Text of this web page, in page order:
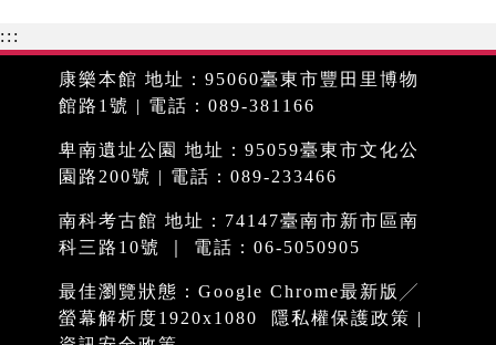
:::
康樂本館 地址：95060臺東市豐田里博物
館路1號 | 電話：089-381166
卑南遺址公園 地址：95059臺東市文化公
園路200號 | 電話：089-233466
南科考古館 地址：74147臺南市新市區南
科三路10號 ｜ 電話：06-5050905
最佳瀏覽狀態：Google Chrome最新版╱
螢幕解析度1920x1080
隱私權保護政策 |